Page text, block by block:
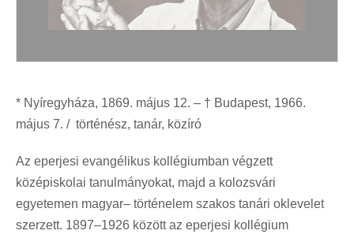
* Nyíregyháza, 1869. május 12. – † Budapest, 1966.
május 7. / történész, tanár, közíró
Az eperjesi evangélikus kollégiumban végzett
középiskolai tanulmányokat, majd a kolozsvári
egyetemen magyar– történelem szakos tanári oklevelet
szerzett. 1897–1926 között az eperjesi kollégium